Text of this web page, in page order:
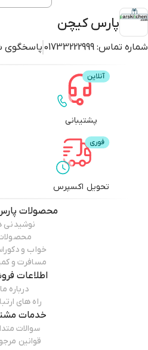
پارس کیچن
شماره تماس: 01733222999 پاسخگوی
پشتیبانی
تحویل اکسپرس
محصولات
نوشیدنی
خواب و
مسافرت و
اطلاعات
درباره ما
راه های
خدمات
سوالات
قوانین